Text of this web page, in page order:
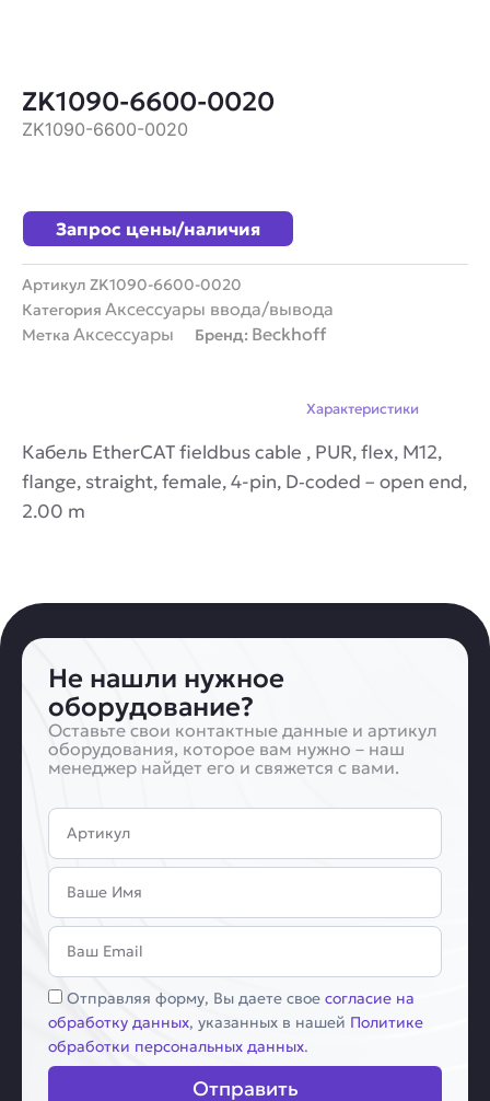
ZK1090-6600-0020
ZK1090-6600-0020
Запрос цены/наличия
Артикул ZK1090-6600-0020
Категория Аксессуары ввода/вывода
Метка Аксессуары Бренд: Beckhoff
Характеристики
Кабель EtherCAT fieldbus cable , PUR, flex, M12,
flange, straight, female, 4-pin, D‑coded – open end,
2.00 m
Не нашли нужное
оборудование?
Оставьте свои контактные данные и артикул
оборудования, которое вам нужно – наш
менеджер найдет его и свяжется с вами.
Артикул
Имя
Email
Соглашение
Отправляя форму, Вы даете свое согласие на
обработку данных, указанных в нашей Политике
обработки персональных данных.
Отправить